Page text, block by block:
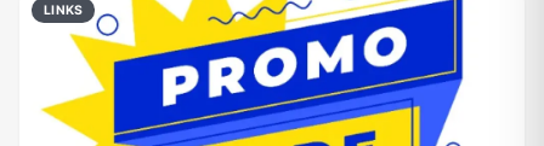
LINKS